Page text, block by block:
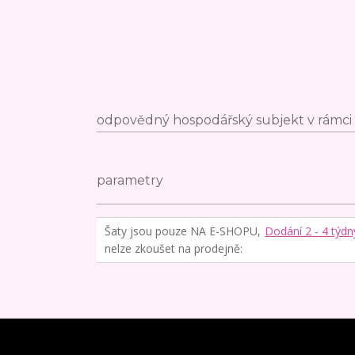
odpovědný hospodářský subjekt v
parametry
Šaty jsou pouze NA E-SHOPU,
nelze zkoušet na prodejně
Dodání 2 - 4